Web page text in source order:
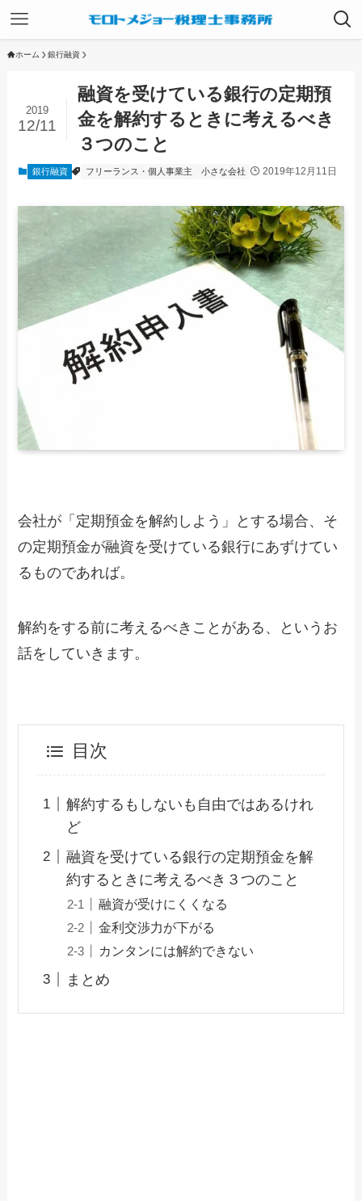
ホーム 銀行融資
融資を受けている銀行の定期預
金を解約するときに考えるべき
３つのこと
2019
12/11
銀行融資 フリーランス・個人事業主 小さな会社 2019年12月11日
会社が「定期預金を解約しよう」とする場合、そ
の定期預金が融資を受けている銀行にあずけてい
るものであれば。
解約をする前に考えるべきことがある、というお
話をしていきます。
目次
解約するもしないも自由ではあるけれ
ど
融資を受けている銀行の定期預金を解
約するときに考えるべき３つのこと
融資が受けにくくなる
金利交渉力が下がる
カンタンには解約できない
まとめ